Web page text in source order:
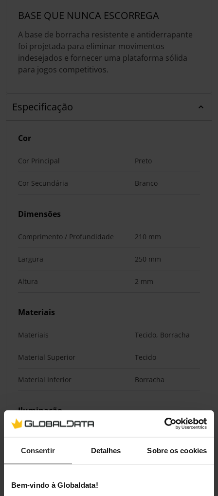
Consentir Detalhes Sobre os cookies
Bem-vindo à Globaldata!
BASE QUE NUNCA ESCORREGA
A base de borracha resistente e antiderrapante
foi projetada para eliminar movimentos
indesejados e fornecer uma plataforma sólida
para jogos competitivos.
Especificação
Cor
Cor Principal Preto
Cor Secundária Branco
Dimensões
Comprimento / Profundidade 210 mm
Largura 250 mm
Altura 2 mm
Materiais
Materiais Tecido, Borracha
Material Superior Tecido
Material Inferior Borracha
Iluminação